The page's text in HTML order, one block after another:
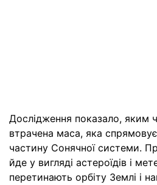
Дослідження показало, яким
втрачена маса, яка
частину Сонячної системи.
йде у вигляді астероїдів і
перетинають орбіту Землі і